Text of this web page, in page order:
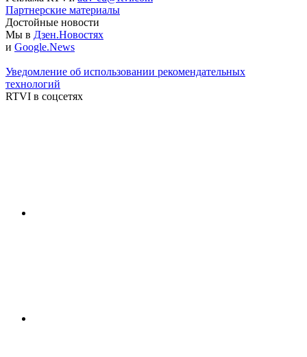
Партнерские материалы
Достойные новости
Мы в Дзен.Новостях
и Google.News
Уведомление об использовании рекомендательных
технологий
RTVI в соцсетях